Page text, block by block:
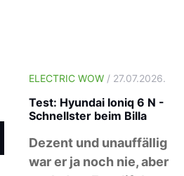
ELECTRIC WOW/ 27.07.2026.
Test: Hyundai Ioniq 6 N -
Schnellster beim Billa
Dezent und unauffällig
war er ja noch nie, aber